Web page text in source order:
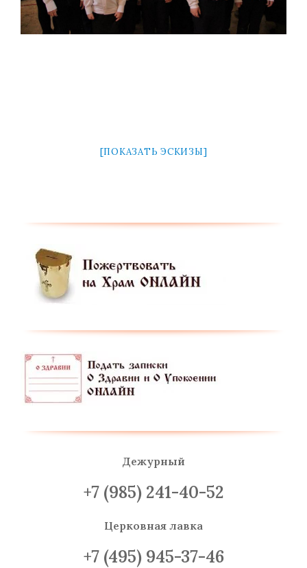
[ПОКАЗАТЬ ЭСКИЗЫ]
Дежурный
+7 (985) 241-40-52
Церковная лавка
+7 (495) 945-37-46